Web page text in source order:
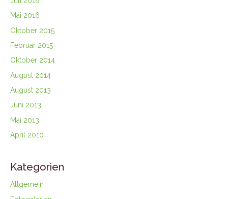
Mai 2016
Oktober 2015
Februar 2015
Oktober 2014
August 2014
August 2013
Juni 2013
Mai 2013
April 2010
Kategorien
Allgemein